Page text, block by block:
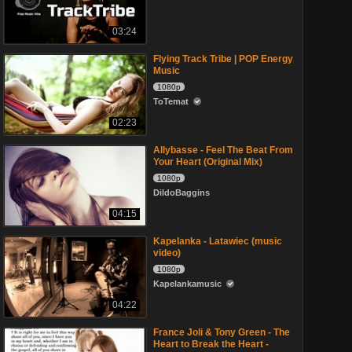
03:24
02:23
Flying Track Tribe | POP Energy
Music
1080p
ToTemat
04:15
Allybasse - Feel The Beat From
Your Heart (Original Mix)
1080p
DildoBaggins
04:22
Kapelanka - Latawiec (music
video)
1080p
Kapelankamusic
France Joli & Tony Green - The
Heart to Break the Heart -